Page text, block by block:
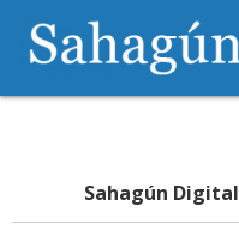
Sahagún Digital